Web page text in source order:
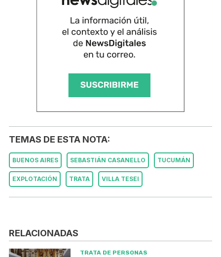
TEMAS DE ESTA NOTA:
BUENOS AIRES SEBASTIÁN CASANELLO TUCUMÁN
EXPLOTACIÓN TRATA VILLA TESEI
RELACIONADAS
TRATA DE PERSONAS